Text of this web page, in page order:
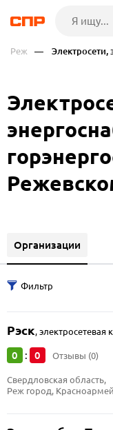
Реж — Электросети,
Организации
Рэск,электросетевая
0 : 0 Отзывы (0)
Свердловская область,
Реж город,